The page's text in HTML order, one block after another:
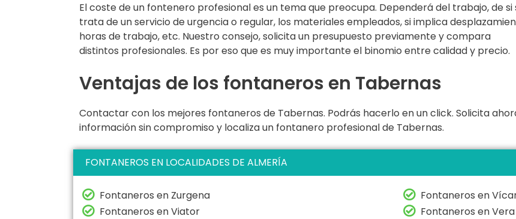
El coste de un fontenero profesional es un tema que preocupa. Dependerá del trabajo, de si
trata de un servicio de urgencia o regular, los materiales empleados, si implica
horas de trabajo, etc. Nuestro consejo, solicita un presupuesto previamente y compara
distintos profesionales. Es por eso que es muy importante el binomio entre calidad y precio.
Ventajas de los fontaneros en Tabernas
Contactar con los mejores fontaneros de Tabernas. Podrás hacerlo en un click. Solicita
información sin compromiso y localiza un fontanero profesional de Tabernas.
FONTANEROS EN LOCALIDADES DE ALMERÍA
Fontaneros en Zurgena
Fontaneros en
Fontaneros en Viator
Fontaneros en Vera